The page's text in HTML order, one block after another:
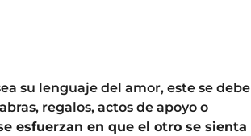
su lenguaje del amor, este se debe
regalos, actos de apoyo o
esfuerzan en que el otro se sienta